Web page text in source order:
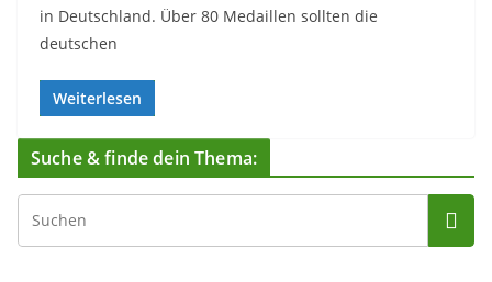
in Deutschland. Über 80 Medaillen sollten die
deutschen
Weiterlesen
Suche & finde dein Thema: